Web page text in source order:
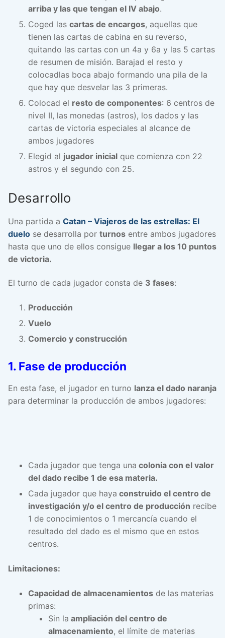
arriba y las que tengan el IV abajo.
Coged las cartas de encargos, aquellas que
tienen las cartas de cabina en su reverso,
quitando las cartas con un 4a y 6a y las 5 cartas
de resumen de misión. Barajad el resto y
colocadlas boca abajo formando una pila de la
que hay que desvelar las 3 primeras.
Colocad el resto de componentes: 6 centros de
nivel II, las monedas (astros), los dados y las
cartas de victoria especiales al alcance de
ambos jugadores
Elegid al jugador inicial que comienza con 22
astros y el segundo con 25.
Desarrollo
Una partida a Catan – Viajeros de las estrellas: El
duelo se desarrolla por turnos entre ambos jugadores
hasta que uno de ellos consigue llegar a los 10 puntos
de victoria.
El turno de cada jugador consta de 3 fases:
Producción
Vuelo
Comercio y construcción
1. Fase de producción
En esta fase, el jugador en turno lanza el dado naranja
para determinar la producción de ambos jugadores:
Cada jugador que tenga una colonia con el valor
del dado recibe 1 de esa materia.
Cada jugador que haya construido el centro de
investigación y/o el centro de producción recibe
1 de conocimientos o 1 mercancía cuando el
resultado del dado es el mismo que en estos
centros.
Limitaciones:
Capacidad de almacenamientos de las materias
primas:
Sin la ampliación del centro de
almacenamiento, el límite de materias